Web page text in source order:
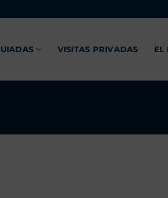
VISITAS PRIVADAS EL